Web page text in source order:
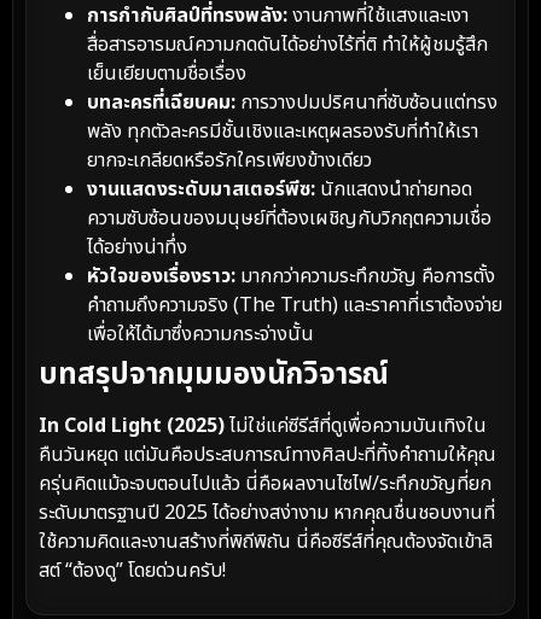
การกำกับศิลป์ที่ทรงพลัง:งานภาพที่ใช้แสงและเงา
สื่อสารอารมณ์ความกดดันได้อย่างไร้ที่ติ ทำให้ผู้ชมรู้สึก
เย็นเยียบตามชื่อเรื่อง
บทละครที่เฉียบคม: การวางปมปริศนาที่ซับซ้อนแต่ทรง
พลัง ทุกตัวละครมีชั้นเชิงและเหตุผลรองรับที่ทำให้เรา
ยากจะเกลียดหรือรักใครเพียงข้างเดียว
งานแสดงระดับมาสเตอร์พีซ: นักแสดงนำถ่ายทอด
ความซับซ้อนของมนุษย์ที่ต้องเผชิญกับวิกฤตความเชื่อ
ได้อย่างน่าทึ่ง
หัวใจของเรื่องราว: มากกว่าความระทึกขวัญ คือการตั้ง
คำถามถึงความจริง (The Truth) และราคาที่เราต้องจ่าย
เพื่อให้ได้มาซึ่งความกระจ่างนั้น
บทสรุปจากมุมมองนักวิจารณ์
In Cold Light (2025)ไม่ใช่แค่ซีรีส์ที่ดูเพื่อความบันเทิงใน
คืนวันหยุด แต่มันคือประสบการณ์ทางศิลปะที่ทิ้งคำถามให้คุณ
ครุ่นคิดแม้จะจบตอนไปแล้ว นี่คือผลงานไซไฟ/ระทึกขวัญที่ยก
ระดับมาตรฐานปี 2025 ได้อย่างสง่างาม หากคุณชื่นชอบงานที่
ใช้ความคิดและงานสร้างที่พิถีพิถัน นี่คือซีรีส์ที่คุณต้องจัดเข้าลิ
สต์ “ต้องดู” โดยด่วนครับ!